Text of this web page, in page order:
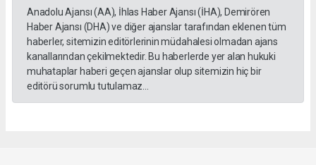
Anadolu Ajansı (AA), İhlas Haber Ajansı (İHA), Demirören
Haber Ajansı (DHA) ve diğer ajanslar tarafından eklenen tüm
haberler, sitemizin editörlerinin müdahalesi olmadan ajans
kanallarından çekilmektedir. Bu haberlerde yer alan hukuki
muhataplar haberi geçen ajanslar olup sitemizin hiç bir
editörü sorumlu tutulamaz...